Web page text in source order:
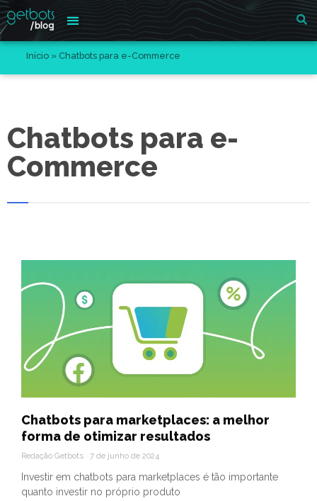
Início» Chatbots para e-Commerce
Chatbots para e-
Commerce
Chatbots para marketplaces: a melhor
forma de otimizar resultados
Redação Getbots 7 de junho de 2024
Investir em chatbots para marketplaces é tão importante
quanto investir no próprio produto